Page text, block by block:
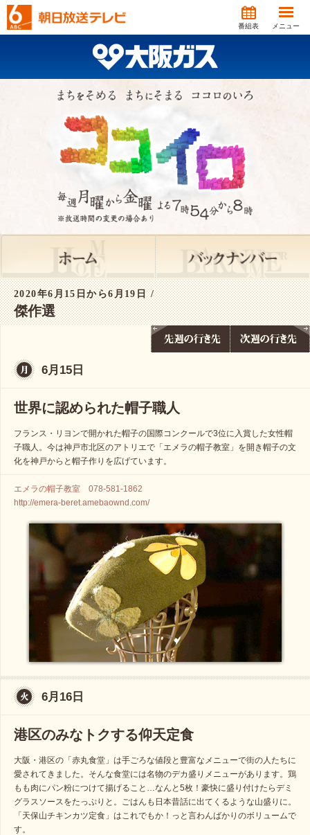
番組表 メニュー
2020年6月15日から6月19日 /
傑作選
6月15日
世界に認められた帽子職人
フランス・リヨンで開かれた帽子の国際コンクールで3位に入賞した女性帽
子職人。今は神戸市北区のアトリエで「エメラの帽子教室」を開き帽子の文
化を神戸からと帽子作りを広げています。
エメラの帽子教室 078-581-1862
http://emera-beret.amebaownd.com/
6月16日
港区のみなトクする仰天定食
大阪・港区の「赤丸食堂」は手ごろな値段と豊富なメニューで街の人たちに
愛されてきました。そんな食堂には名物のデカ盛りメニューがあります。鶏
もも肉にパン粉につけて揚げること…なんと5枚！豪快に盛り付けたらデミ
グラスソースをたっぷりと。ごはんも日本昔話に出てくるような山盛りに。
「天保山チキンカツ定食」はこれでもか！っと言わんばかりのボリュームで
す。